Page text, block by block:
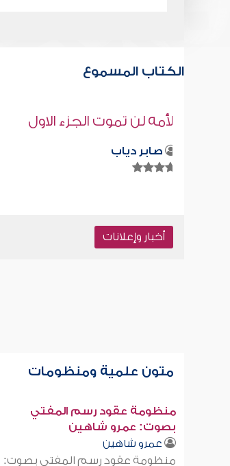
الكتاب المسموع
قراءة صوتية لكتاب
محمد العريفي
أخبار وإعلانات
متون علمية ومنظومات
منظومة عقود رسم المفتي
بصوت: عمرو شاهين
عمرو شاهين
منظومة عقود رسم المفتي بصوت: